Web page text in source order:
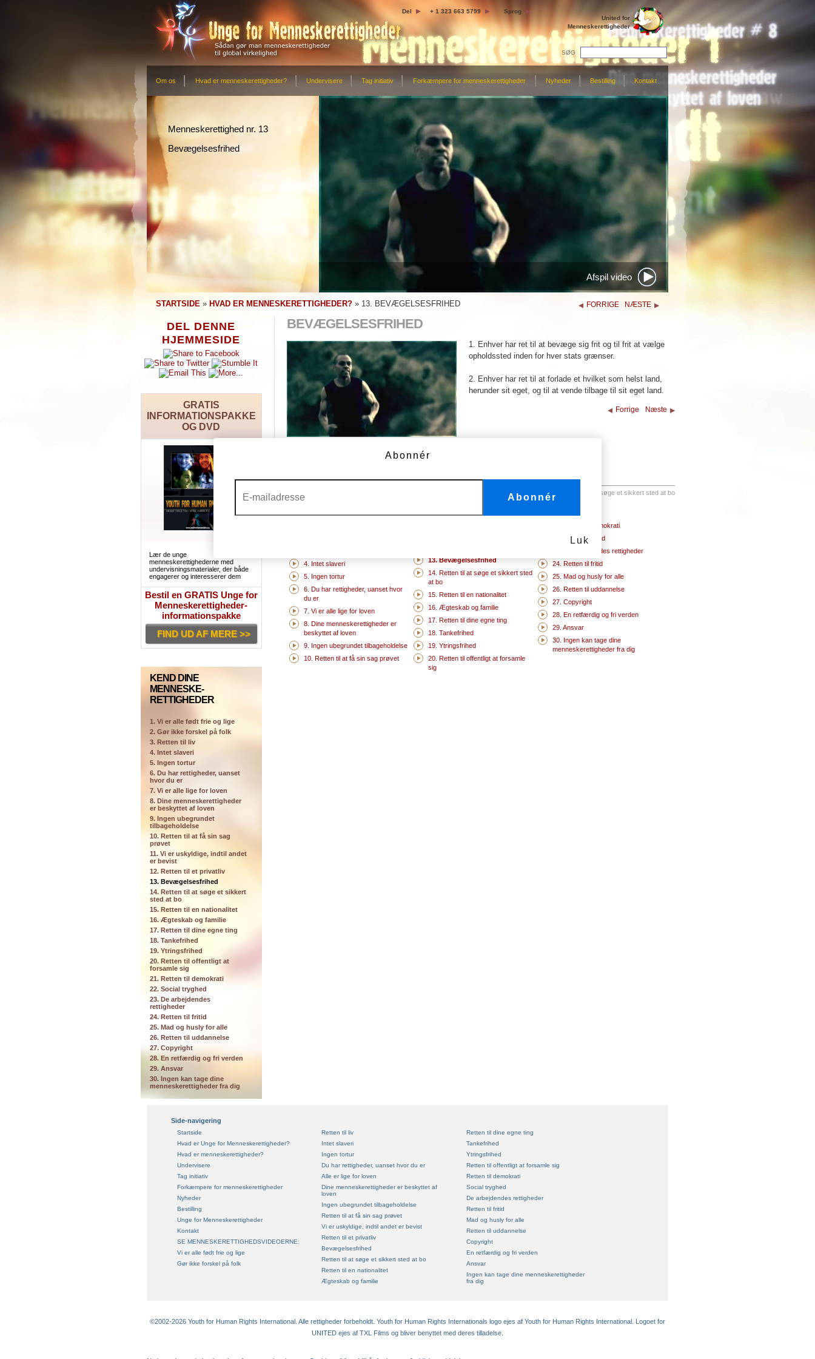
Del + 1 323 663 5799
Sprog
United for
Menneskerettigheder
SØG
Om os Hvad er menneskerettigheder? Undervisere Tag initiativ Forkæmpere for menneskerettigheder Nyheder Bestilling Kontakt
Menneskerettighed nr. 13
Bevægelsesfrihed
Afspil video
STARTSIDE » HVAD ER MENNESKERETTIGHEDER? » 13. BEVÆGELSESFRIHED FORRIGE NÆSTE
DEL DENNE
HJEMMESIDE
GRATIS
INFORMATIONSPAKKE
OG DVD
Lær de unge
menneskerettighederne med
undervisningsmaterialer, der både
engagerer og interesserer dem
Bestil en GRATIS Unge for
Menneskerettigheder-
informationspakke
FIND UD AF MERE >>
KEND DINE
MENNESKE-
RETTIGHEDER
1. Vi er alle født frie og lige
2. Gør ikke forskel på folk
3. Retten til liv
4. Intet slaveri
5. Ingen tortur
6. Du har rettigheder, uanset
hvor du er
7. Vi er alle lige for loven
8. Dine menneskerettigheder
er beskyttet af loven
9. Ingen ubegrundet
tilbageholdelse
10. Retten til at få sin sag
prøvet
11. Vi er uskyldige, indtil andet
er bevist
12. Retten til et privatliv
13. Bevægelsesfrihed
14. Retten til at søge et sikkert
sted at bo
15. Retten til en nationalitet
16. Ægteskab og familie
17. Retten til dine egne ting
18. Tankefrihed
19. Ytringsfrihed
20. Retten til offentligt at
forsamle sig
21. Retten til demokrati
22. Social tryghed
23. De arbejdendes
rettigheder
24. Retten til fritid
25. Mad og husly for alle
26. Retten til uddannelse
27. Copyright
28. En retfærdig og fri verden
29. Ansvar
30. Ingen kan tage dine
menneskerettigheder fra dig
BEVÆGELSESFRIHED
1. Enhver har ret til at bevæge sig frit og til frit at vælge
opholdssted inden for hver stats grænser.
2. Enhver har ret til at forlade et hvilket som helst land,
herunder sit eget, og til at vende tilbage til sit eget land.
Forrige Næste
14. Retten til at søge et sikkert sted at bo
FLERE VIDEOER
4. Intet slaveri
5. Ingen tortur
6. Du har rettigheder, uanset hvor
du er
7. Vi er alle lige for loven
8. Dine menneskerettigheder er
beskyttet af loven
9. Ingen ubegrundet tilbageholdelse
10. Retten til at få sin sag prøvet
13. Bevægelsesfrihed
14. Retten til at søge et sikkert sted
at bo
15. Retten til en nationalitet
16. Ægteskab og familie
17. Retten til dine egne ting
18. Tankefrihed
19. Ytringsfrihed
20. Retten til offentligt at forsamle
sig
21. Retten til demokrati
22. Social tryghed
23. De arbejdendes rettigheder
24. Retten til fritid
25. Mad og husly for alle
26. Retten til uddannelse
27. Copyright
28. En retfærdig og fri verden
29. Ansvar
30. Ingen kan tage dine
menneskerettigheder fra dig
Side-navigering
Startside
Hvad er Unge for Menneskerettigheder?
Hvad er menneskerettigheder?
Undervisere
Tag initiativ
Forkæmpere for menneskerettigheder
Nyheder
Bestilling
Unge for Menneskerettigheder
Kontakt
SE MENNESKERETTIGHEDSVIDEOERNE:
Vi er alle født frie og lige
Gør ikke forskel på folk
Retten til liv
Intet slaveri
Ingen tortur
Du har rettigheder, uanset hvor du er
Alle er lige for loven
Dine menneskerettigheder er beskyttet af
loven
Ingen ubegrundet tilbageholdelse
Retten til at få sin sag prøvet
Vi er uskyldige, indtil andet er bevist
Retten til et privatliv
Bevægelsesfrihed
Retten til at søge et sikkert sted at bo
Retten til en nationalitet
Ægteskab og familie
Retten til dine egne ting
Tankefrihed
Ytringsfrihed
Retten til offentligt at forsamle sig
Retten til demokrati
Social tryghed
De arbejdendes rettigheder
Retten til fritid
Mad og husly for alle
Retten til uddannelse
Copyright
En retfærdig og fri verden
Ansvar
Ingen kan tage dine menneskerettigheder
fra dig
©2002-2026 Youth for Human Rights International. Alle rettigheder forbeholdt. Youth for Human Rights Internationals logo ejes af Youth for Human Rights International. Logoet for
UNITED ejes af TXL Films og bliver benyttet med deres tilladelse.
Abonnér
Abonnér
Luk